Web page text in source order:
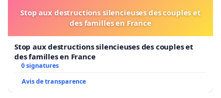
Stop aux destructions silencieuses des couples et
des familles en France
Stop aux destructions silencieuses des couples et
des familles en France
0 signatures
Avis de transparence